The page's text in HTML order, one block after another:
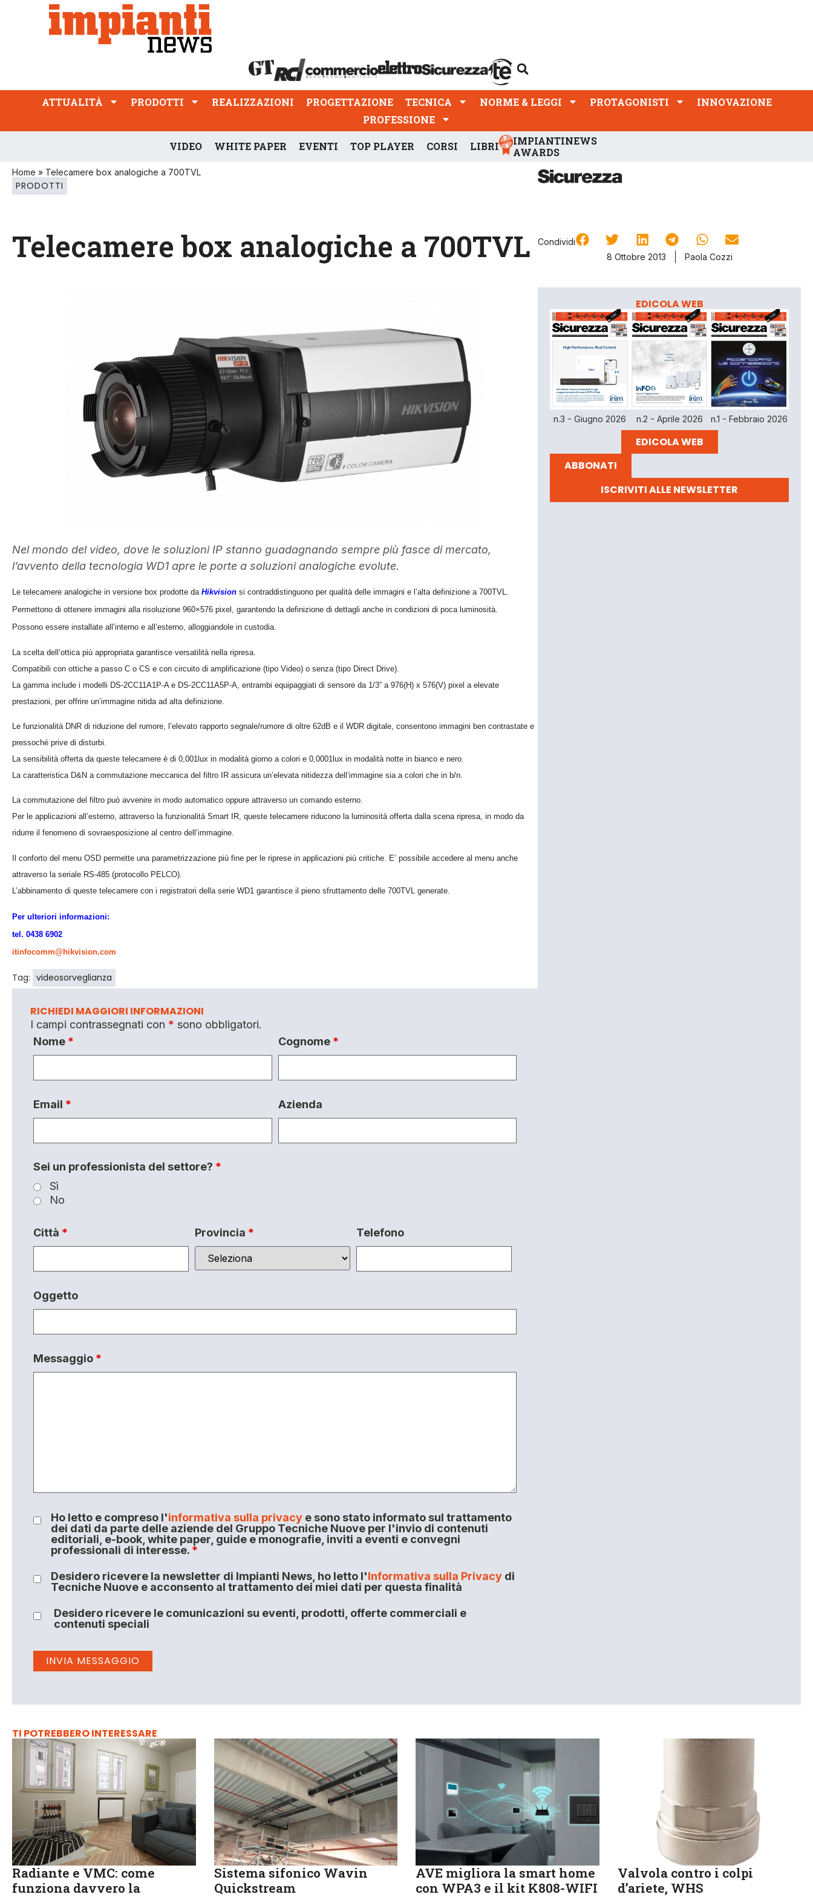
ATTUALITÀ PRODOTTI REALIZZAZIONI
PROFESSIONE
ATTUALITÀ PRODOTTI REALIZZAZIONI PROGETTAZIONE TECNICA NORME & LEGGI PROTAGONISTI
INNOVAZIONE
PROFESSIONE
VIDEO WHITE PAPER EVENTI TOP PLAYER CORSI LIBRI
IMPIANTINEWS
AWARDS
Home » Telecamere box analogiche a 700TVL
PRODOTTI
Telecamere box analogiche a 700TVL
Condividi
8 Ottobre 2013
Paola Cozzi
Nel mondo del video, dove le soluzioni IP stanno guadagnando sempre più fasce di mercato,
l’avvento della tecnologia WD1 apre le porte a soluzioni analogiche evolute.
Le telecamere analogiche in versione box prodotte da Hikvision si contraddistinguono per qualità delle immagini e l’alta definizione a 700TVL.
Permettono di ottenere immagini alla risoluzione 960×576 pixel, garantendo la definizione di dettagli anche in condizioni di poca luminosità.
Possono essere installate all’interno e all’esterno, alloggiandole in custodia.
La scelta dell’ottica più appropriata garantisce versatilità nella ripresa.
Compatibili con ottiche a passo C o CS e con circuito di amplificazione (tipo Video) o senza (tipo Direct Drive).
La gamma include i modelli DS-2CC11A1P-A e DS-2CC11A5P-A, entrambi equipaggiati di sensore da 1/3” a 976(H) x 576(V) pixel a elevate
prestazioni, per offrire un’immagine nitida ad alta definizione.
Le funzionalità DNR di riduzione del rumore, l’elevato rapporto segnale/rumore di oltre 62dB e il WDR digitale, consentono immagini ben contrastate e
pressoché prive di disturbi.
La sensibilità offerta da queste telecamere è di 0,001lux in modalità giorno a colori e 0,0001lux in modalità notte in bianco e nero.
La caratteristica D&N a commutazione meccanica del filtro IR assicura un’elevata nitidezza dell’immagine sia a colori che in b/n.
La commutazione del filtro può avvenire in modo automatico oppure attraverso un comando esterno.
Per le applicazioni all’esterno, attraverso la funzionalità Smart IR, queste telecamere riducono la luminosità offerta dalla scena ripresa, in modo da
ridurre il fenomeno di sovraesposizione al centro dell’immagine.
Il conforto del menu OSD permette una parametrizzazione più fine per le riprese in applicazioni più critiche. E’ possibile accedere al menu anche
attraverso la seriale RS-485 (protocollo PELCO).
L’abbinamento di queste telecamere con i registratori della serie WD1 garantisce il pieno sfruttamento delle 700TVL generate.
Per ulteriori informazioni:
tel. 0438 6902
itinfocomm@hikvision.com
Tag: videosorveglianza
RICHIEDI MAGGIORI INFORMAZIONI
I campi contrassegnati con * sono obbligatori.
Nome * Cognome *
Email * Azienda
Sei un professionista del settore? *
Sì
No
Città * Provincia * Telefono
Oggetto
Messaggio *
Ho letto e compreso l'informativa sulla privacye sono stato informato sul trattamento
dei dati da parte delle aziende del Gruppo Tecniche Nuove per l'invio di contenuti
editoriali, e-book, white paper, guide e monografie, inviti a eventi e convegni
professionali di interesse. *
Desidero ricevere la newsletter di Impianti News, ho letto l'Informativa sulla Privacydi
Tecniche Nuove e acconsento al trattamento dei miei dati per questa finalità
Desidero ricevere le comunicazioni su eventi, prodotti, offerte commerciali e
contenuti speciali
EDICOLA WEB
n.3 - Giugno 2026 n.2 - Aprile 2026 n.1 - Febbraio 2026
EDICOLA WEB
ABBONATI
ISCRIVITI ALLE NEWSLETTER
TI POTREBBERO INTERESSARE
Radiante e VMC: come
funziona davvero la
Sistema sifonico Wavin
Quickstream
AVE migliora la smart home
con WPA3 e il kit K808-WIFI
Valvola contro i colpi
d’ariete, WHS